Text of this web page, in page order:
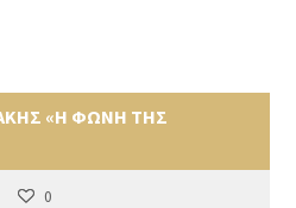
«Η ΦΩΝΗ ΤΗΣ
0